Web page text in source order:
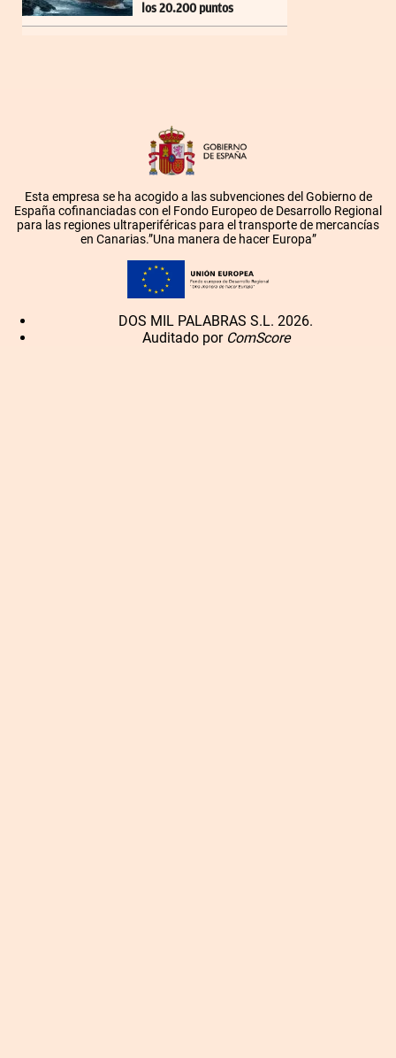
los 20.200 puntos
Esta empresa se ha acogido a las subvenciones del Gobierno de
España cofinanciadas con el Fondo Europeo de Desarrollo Regional
para las regiones ultraperiféricas para el transporte de mercancías
en Canarias.”Una manera de hacer Europa”
DOS MIL PALABRAS S.L. 2026.
Auditado por ComScore